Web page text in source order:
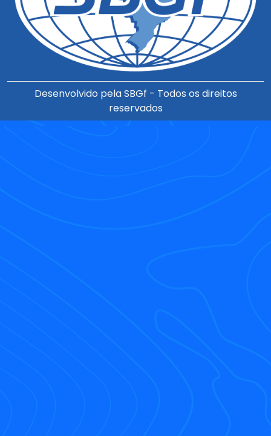
Desenvolvido pela SBGf - Todos os direitos
reservados